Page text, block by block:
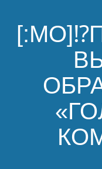
Полезные
Наши победы